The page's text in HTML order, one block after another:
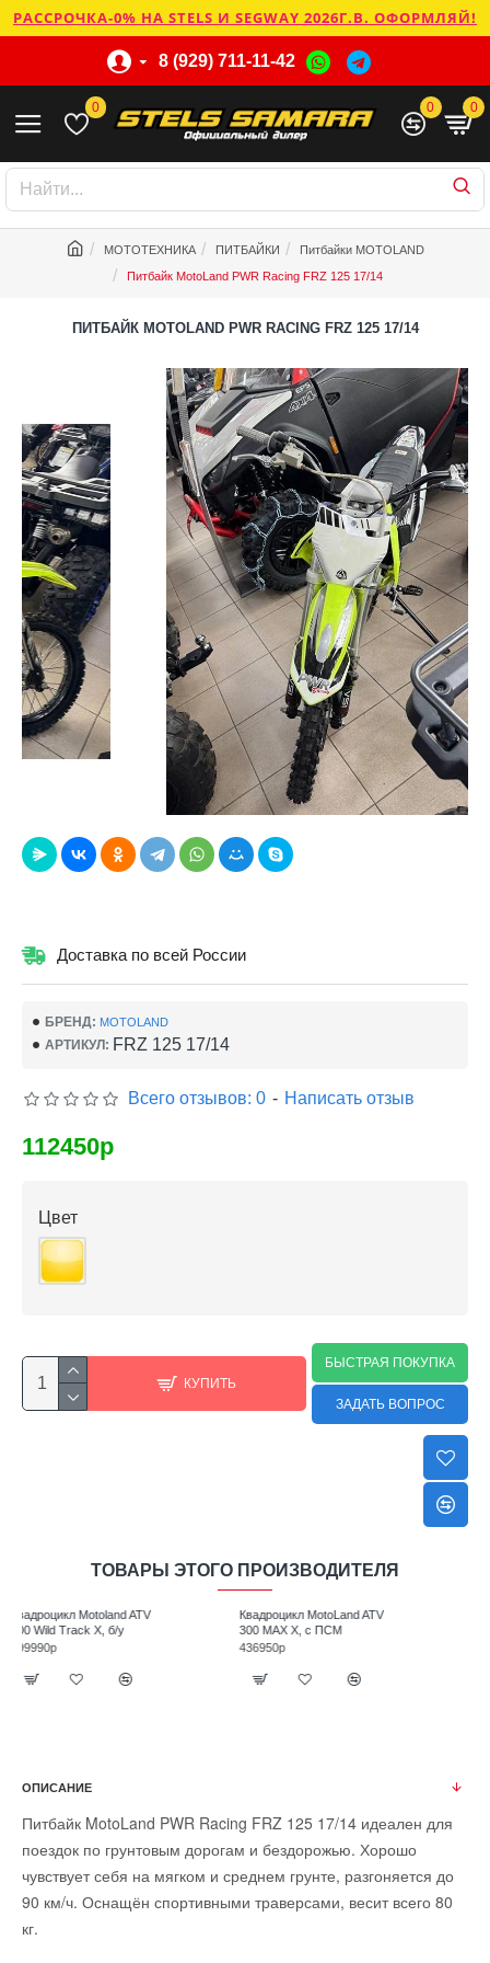
РАССРОЧКА-0% НА STELS И SEGWAY 2026Г.В. ОФОРМЛЯЙ!
8 (929) 711-11-42
0 0 0
МОТОТЕХНИКА ПИТБАЙКИ
Питбайки MOTOLAND
Питбайк MotoLand PWR Racing FRZ 125 17/14
ПИТБАЙК MOTOLAND PWR RACING FRZ 125 17/14
Доставка по всей России
БРЕНД: MOTOLAND
АРТИКУЛ: FRZ 125 17/14
Всего отзывов: 0 - Написать отзыв
112450р
Цвет
КУПИТЬ
БЫСТРАЯ ПОКУПКА
ЗАДАТЬ ВОПРОС
ТОВАРЫ ЭТОГО ПРОИЗВОДИТЕЛЯ
Квадроцикл MotoLand ATV
300 MAX X, с ПСМ
Квадроцикл MotoLand ATV
350 T-Fortuner с ЭПТС
ОПИСАНИЕ
Питбайк MotoLand PWR Racing FRZ 125 17/14 идеален для
поездок по грунтовым дорогам и бездорожью. Хорошо
чувствует себя на мягком и среднем грунте, разгоняется до
90 км/ч. Оснащён спортивными траверсами, весит всего 80
кг.